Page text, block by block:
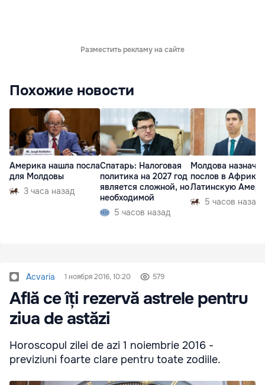
Разместить рекламу на сайте
Похожие новости
Америка нашла посла
для Молдовы
3 часа назад
Спатарь: Налоговая
политика на 2027 год
является сложной, но
необходимой
5 часов назад
Молдова
послов в Африку
Латинскую
5 часов назад
Acvaria 1 ноября 2016, 10:20 579
Află ce îți rezervă astrele pentru
ziua de astăzi
Horoscopul zilei de azi 1 noiembrie 2016 -
previziuni foarte clare pentru toate zodiile.